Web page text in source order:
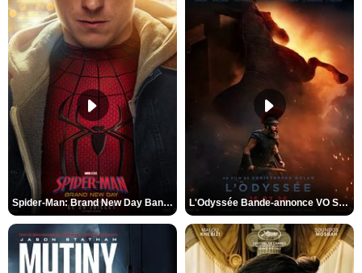
Spider-Man: Brand New Day Bande-annonce VO STFR L'Odyssée Bande-annonce VO STFR